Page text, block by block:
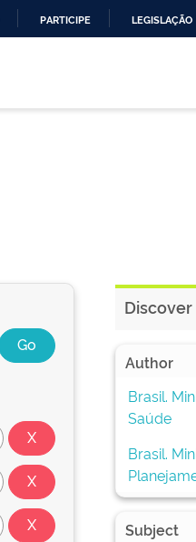
PARTICIPE LEGISLAÇÃO
Discover
Author
Brasil.
Saúde
Brasil.
Subject